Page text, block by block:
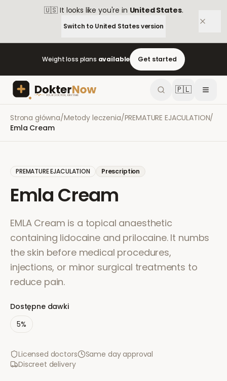
🇺🇸 It looks like you're in United States.
Switch to United Statesversion
Weight loss plans available Get started
🇵🇱
Strona główna/Metody leczenia/PREMATURE EJACULATION/
Emla Cream
PREMATURE EJACULATION Prescription
Emla Cream
EMLA Cream is a topical anaesthetic
containing lidocaine and prilocaine. It numbs
the skin before medical procedures,
injections, or minor surgical treatments to
reduce pain.
Dostępne dawki
5%
Licensed doctors
Same day approval
Discreet delivery